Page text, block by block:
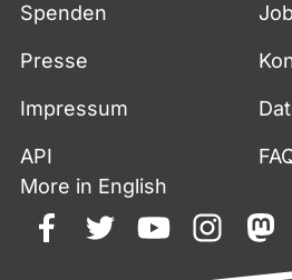
Spenden
Presse
Impressum
API
More in English
facebooktwitteryoutubeinstagram